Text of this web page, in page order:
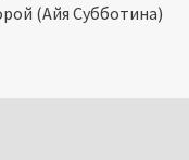
(Айя Субботина)